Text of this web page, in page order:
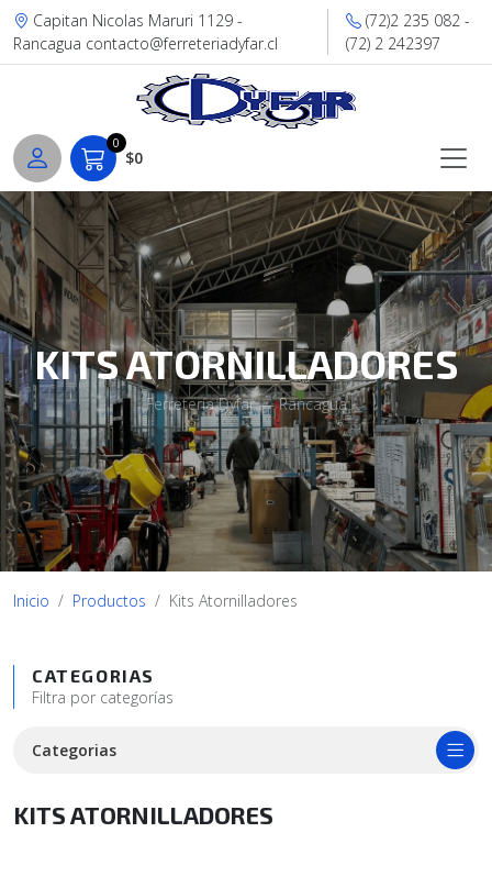
Capitan Nicolas Maruri 1129 -
Rancagua contacto@ferreteriadyfar.cl
(72)2 235 082 -
(72) 2 242397
0
$0
KITS ATORNILLADORES
Ferretería Dyfar — Rancagua
Inicio Productos Kits Atornilladores
CATEGORIAS
Filtra por categorías
Categorias
KITS ATORNILLADORES